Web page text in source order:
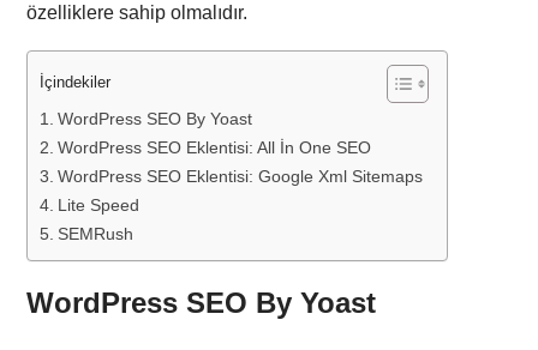
özelliklere sahip olmalıdır.
İçindekiler
WordPress SEO By Yoast
WordPress SEO Eklentisi: All İn One SEO
WordPress SEO Eklentisi: Google Xml Sitemaps
Lite Speed
SEMRush
WordPress SEO By Yoast